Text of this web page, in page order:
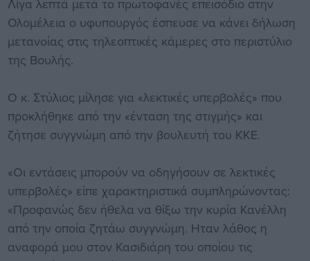
Λίγα λεπτά μετά το πρωτοφανές επεισόδιο στην
Ολομέλεια ο υφυπουργός έσπευσε να κάνει δήλωση
μετανοίας στις τηλεοπτικές κάμερες στο περιστύλιο
της Βουλής.
Ο κ. Στύλιος μίλησε για «λεκτικές υπερβολές» που
προκλήθηκε από την «ένταση της στιγμής» και
ζήτησε συγγνώμη από την βουλευτή του ΚΚΕ.
«Οι εντάσεις μπορούν να οδηγήσουν σε λεκτικές
υπερβολές» είπε χαρακτηριστικά συμπληρώνοντας:
«Προφανώς δεν ήθελα να θίξω την κυρία Κανέλλη
από την οποία ζητάω συγγνώμη. Ηταν λάθος η
αναφορά μου στον Κασιδιάρη του οποίου τις